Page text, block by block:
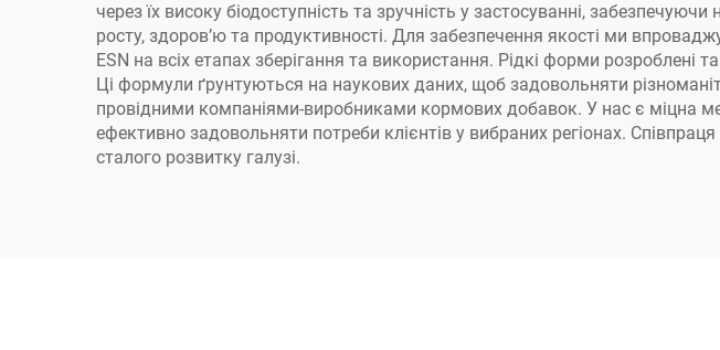
через їх високу біодоступність та зручність у застосуванні,
росту, здоров’ю та продуктивності. Для забезпечення якості ми
ESN на всіх етапах зберігання та використання. Рідкі форми
Ці формули ґрунтуються на наукових даних, щоб задовольняти
провідними компаніями-виробниками кормових добавок. У нас є міцна
ефективно задовольняти потреби клієнтів у вибраних регіонах.
сталого розвитку галузі.